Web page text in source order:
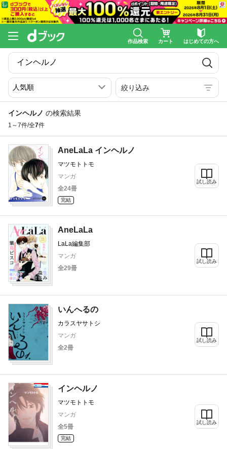
作品検索 カート はじめての方へ
絞り込み
インヘルノ の検索結果
1～7件/全7件
AneLaLa インヘルノ
マツモトトモ
マンガ
全24冊
完結
試し読み
AneLaLa
LaLa編集部
マンガ
全29冊
試し読み
いんへるの
カラスヤサトシ
マンガ
全2冊
試し読み
インヘルノ
マツモトトモ
マンガ
全5冊
完結
試し読み